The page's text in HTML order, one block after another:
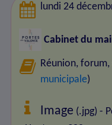
lundi 24
Cabinet du
Réunion,
municipale)
Image (.jpg) -